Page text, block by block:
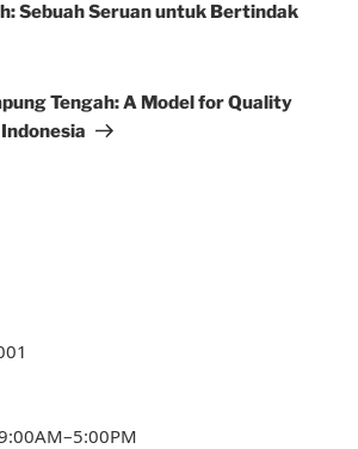
Sebuah Seruan untuk Bertindak
Tengah: A Model for Quality